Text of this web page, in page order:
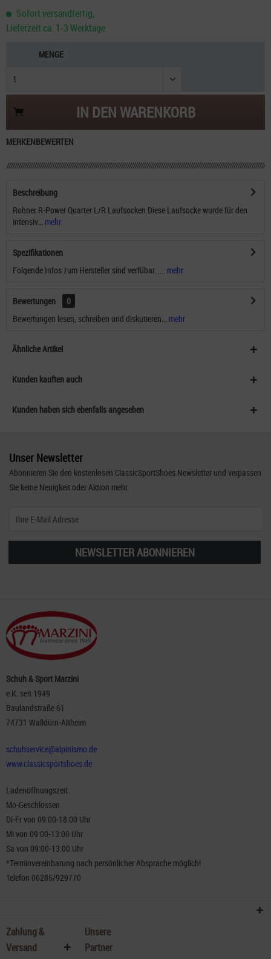
Sofort versandfertig,
Lieferzeit ca. 1-3 Werktage
MENGE
IN DENWARENKORB
MERKENBEWERTEN
Beschreibung
Rohner R-Power Quarter L/R Laufsocken Diese Laufsocke wurde für den
intensiv...
mehr
Spezifikationen
Folgende Infos zum Hersteller sind verfübar...... mehr
Bewertungen
0
Bewertungen lesen, schreiben und diskutieren...
mehr
Ähnliche Artikel
Kunden kauften auch
Kunden haben sich ebenfalls angesehen
Unser Newsletter
Abonnieren Sie den kostenlosen ClassicSportShoes Newsletter und verpassen
Sie keine Neuigkeit oder Aktion mehr.
NEWSLETTER ABONNIEREN
Schuh & Sport Marzini
e.K. seit 1949
Baulandstraße 61
74731 Walldürn-Altheim
schuhservice@alpinismo.de
www.classicsportshoes.de
Ladenöffnungszeit:
Mo-Geschlossen
Di-Fr von 09:00-18:00 Uhr
Mi von 09:00-13:00 Uhr
Sa von 09:00-13:00 Uhr
*Terminvereinbarung nach persönlicher Absprache möglich!
Telefon 06285/929770
Zahlung &
Versand
Unsere
Partner